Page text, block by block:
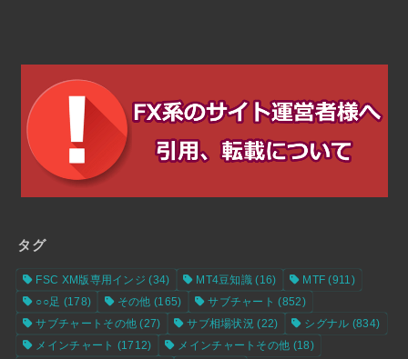
タグ
FSC XM版専用インジ (34) MT4豆知識 (16) MTF (911)
○○足 (178) その他 (165) サブチャート (852)
サブチャートその他 (27) サブ相場状況 (22) シグナル (834)
メインチャート (1712) メインチャートその他 (18)